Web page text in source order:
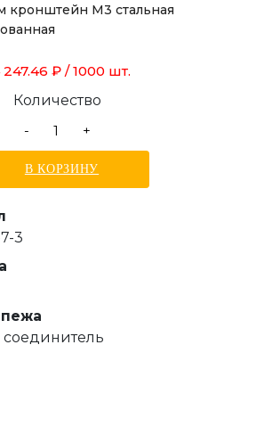
кронштейн М3 стальная
247.46 ₽ / 1000 шт.
Количество
-
+
В КОРЗИНУ
3
соединитель